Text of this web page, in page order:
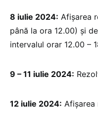
8 iulie 2024: Afișarea
până la ora 12.00) și
intervalul orar 12.00 –
9 – 11 iulie 2024:
12 iulie 2024: